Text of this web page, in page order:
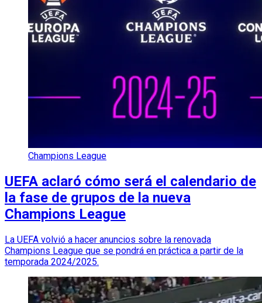
Champions League
UEFA aclaró cómo será el calendario de
la fase de grupos de la nueva
Champions League
La UEFA volvió a hacer anuncios sobre la renovada
Champions League que se pondrá en práctica a partir de la
temporada 2024/2025.